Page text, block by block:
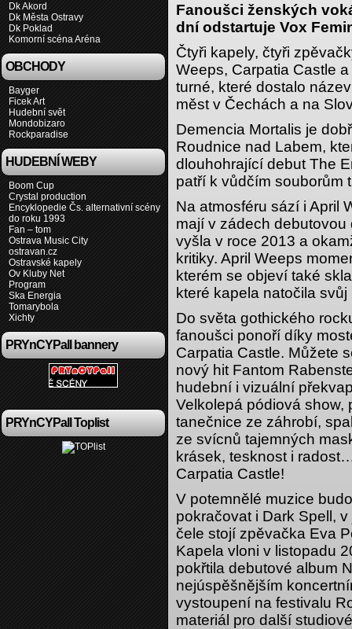
Dk Akord
Dk Města Ostravy
Dk Poklad
Komorní scéna Aréna
OBCHODY
Bayger
Ficek Art
Hudební svět
Mondobizaro
Rockparadise
HUDEBNÍ WEBY
Boom Cup
Crystal production
Encyklopedie Čs. alternativní scény
do roku 1993
Fan – tom
Ostrava Music City
ostravan.cz
Ostravské kapely
Ov Kluby Net
Program
Ska Energia
Tomarybola
Xichty
PRYnCYPall bannery
PRYnCYPall Toplist
Fanoušci ženských
dní odstartuje Vox
Čtyři kapely, čtyři
Weeps, Carpatia Castle
turné, které dostalo
měst v Čechách a na
Demencia Mortalis je
Roudnice nad Labem,
dlouhohrající debut The
patří k vůdčím souborům
Na atmosféru sází i April
mají v zádech debutovou
vyšla v roce 2013 a
kritiky. April Weeps
kterém se objeví také
které kapela natočila
Do světa gothického
fanoušci ponoří díky
Carpatia Castle. Můžete
nový hit Fantom
hudební i vizuální
Velkolepá pódiová show,
tanečnice ze záhrobí,
ze svícnů tajemných
krásek, tesknost i
Carpatia Castle!
V potemnělé muzice
pokračovat i Dark Spell, v
čele stojí zpěvačka Eva
Kapela vloni v listopadu
pokřtila debutové album
nejúspěšnějším
vystoupení na festivalu
materiál pro další